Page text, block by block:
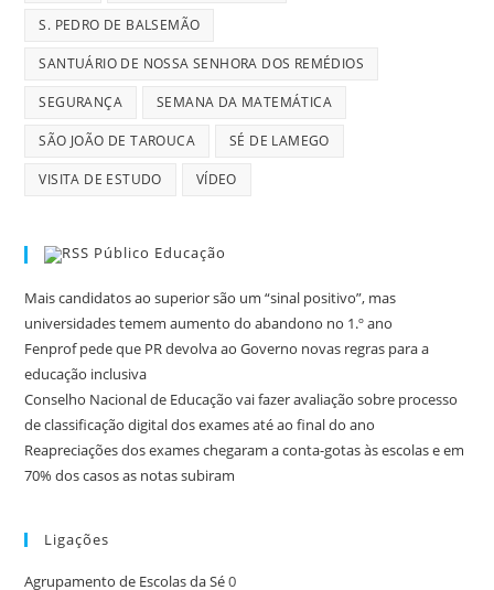
S. PEDRO DE BALSEMÃO
SANTUÁRIO DE NOSSA SENHORA DOS REMÉDIOS
SEGURANÇA SEMANA DA MATEMÁTICA
SÃO JOÃO DE TAROUCA SÉ DE LAMEGO
VISITA DE ESTUDO VÍDEO
Público Educação
Mais candidatos ao superior são um “sinal positivo”, mas
universidades temem aumento do abandono no 1.º ano
Fenprof pede que PR devolva ao Governo novas regras para a
educação inclusiva
Conselho Nacional de Educação vai fazer avaliação sobre processo
de classificação digital dos exames até ao final do ano
Reapreciações dos exames chegaram a conta-gotas às escolas e em
70% dos casos as notas subiram
Ligações
Agrupamento de Escolas da Sé0